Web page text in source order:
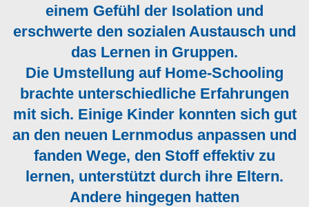
einem Gefühl der Isolation und
erschwerte den sozialen Austausch und
das Lernen in Gruppen.
Die Umstellung auf Home-Schooling
brachte unterschiedliche Erfahrungen
mit sich. Einige Kinder konnten sich gut
an den neuen Lernmodus anpassen und
fanden Wege, den Stoff effektiv zu
lernen, unterstützt durch ihre Eltern.
Andere hingegen hatten